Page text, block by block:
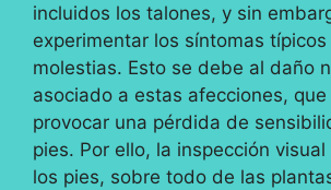
incluidos los talones, y sin
experimentar los síntomas
molestias. Esto se debe al daño
asociado a estas afecciones,
provocar una pérdida de
pies. Por ello, la inspección
los pies, sobre todo de las